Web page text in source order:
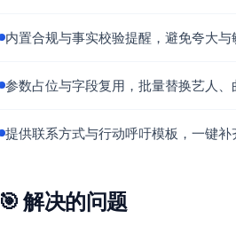
内置合规与事实校验提醒，避免夸大
参数占位与字段复用，批量替换艺人
提供联系方式与行动呼吁模板，一键
🎯 解决的问题